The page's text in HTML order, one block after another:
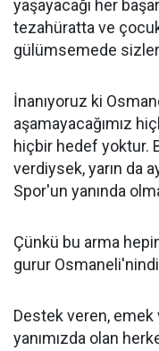
yaşayacağı her
tezahüratta ve
gülümsemede
İnanıyoruz ki
aşamayacağımız
hiçbir hedef yoktur.
verdiysek, yarın da
Spor'un yanında
Çünkü bu arma
gurur
Destek veren, emek
yanımızda olan